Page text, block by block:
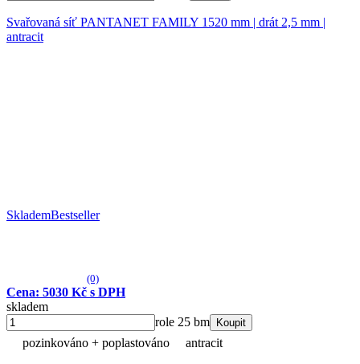
Svařovaná síť PANTANET FAMILY 1520 mm | drát 2,5 mm |
antracit
SklademBestseller
(0)
Cena: 5030 Kč s DPH
skladem
role 25 bm
Koupit
pozinkováno + poplastováno antracit